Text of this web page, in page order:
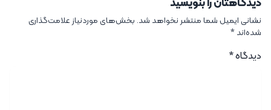
دیدگاهتان را بنویسید
نشانی ایمیل شما منتشر نخواهد شد. بخش‌های موردنیاز علامت‌گذاری
شده‌اند*
دیدگاه*